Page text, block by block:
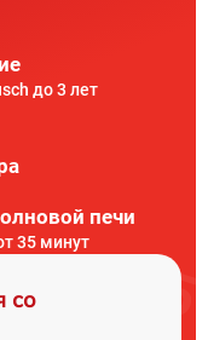
до 3 лет
печи
35 минут
со